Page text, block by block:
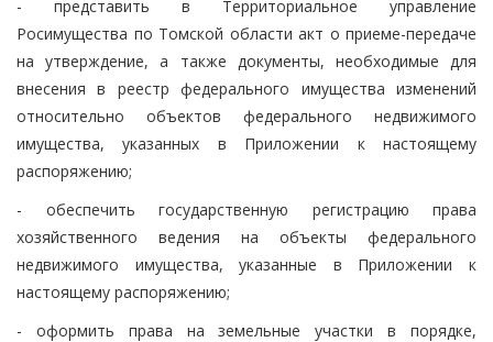
- представить в Территориальное управление
Росимущества по Томской области акт о приеме-передаче
на утверждение, а также документы, необходимые для
внесения в реестр федерального имущества изменений
относительно объектов федерального недвижимого
имущества, указанных в Приложении к настоящему
распоряжению;
- обеспечить государственную регистрацию права
хозяйственного ведения на объекты федерального
недвижимого имущества, указанные в Приложении к
настоящему распоряжению;
- оформить права на земельные участки в порядке,